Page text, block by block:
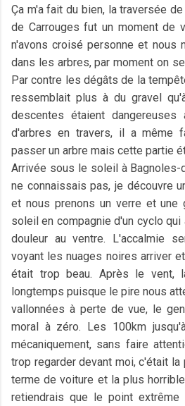
Ça m'a fait du bien, la traversée
de Carrouges fut un moment de
n'avons croisé personne et nous
dans les arbres, par moment on
Par contre les dégâts de la
ressemblait plus à du gravel
descentes étaient
d'arbres en travers, il a même
passer un arbre mais cette partie
Arrivée sous le soleil à Bagnoles-
ne connaissais pas, je découvre
et nous prenons un verre et une
soleil en compagnie d'un cyclo qui
douleur au ventre. L'accalmie
voyant les nuages noires arriver
était trop beau. Après le vent,
longtemps puisque le pire nous
vallonnées à perte de vue, le
moral à zéro. Les 100km
mécaniquement, sans faire
trop regarder devant moi, c'était
terme de voiture et la plus
retiendrais que le point